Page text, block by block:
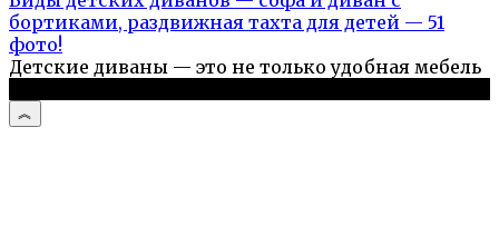
бортиками, раздвижная тахта для детей — 51
фото!
Детские диваны — это не только удобная мебель